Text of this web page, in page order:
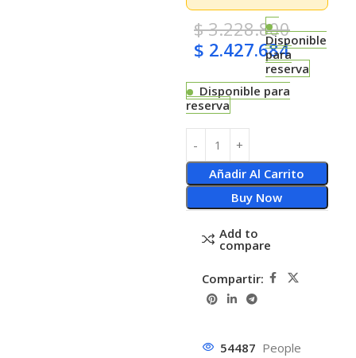
$3.228.800
$ 2.427.684Disponible
para
reserva
Disponible para
reserva
Añadir Al Carrito
Buy Now
Add to
compare
Compartir:
54487 People